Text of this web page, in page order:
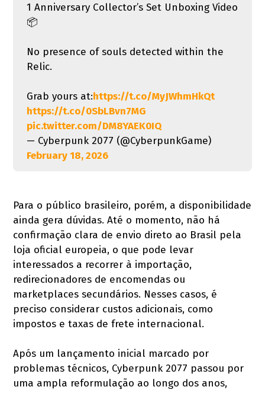
1 Anniversary Collector’s Set Unboxing Video
📦
No presence of souls detected within the
Relic.
Grab yours at:https://t.co/MyJWhmHkQt
https://t.co/0SbLBvn7MG
pic.twitter.com/DM8YAEK0IQ
— Cyberpunk 2077 (@CyberpunkGame)
February 18, 2026
Para o público brasileiro, porém, a disponibilidade
ainda gera dúvidas. Até o momento, não há
confirmação clara de envio direto ao Brasil pela
loja oficial europeia, o que pode levar
interessados a recorrer à importação,
redirecionadores de encomendas ou
marketplaces secundários. Nesses casos, é
preciso considerar custos adicionais, como
impostos e taxas de frete internacional.
Após um lançamento inicial marcado por
problemas técnicos, Cyberpunk 2077 passou por
uma ampla reformulação ao longo dos anos,